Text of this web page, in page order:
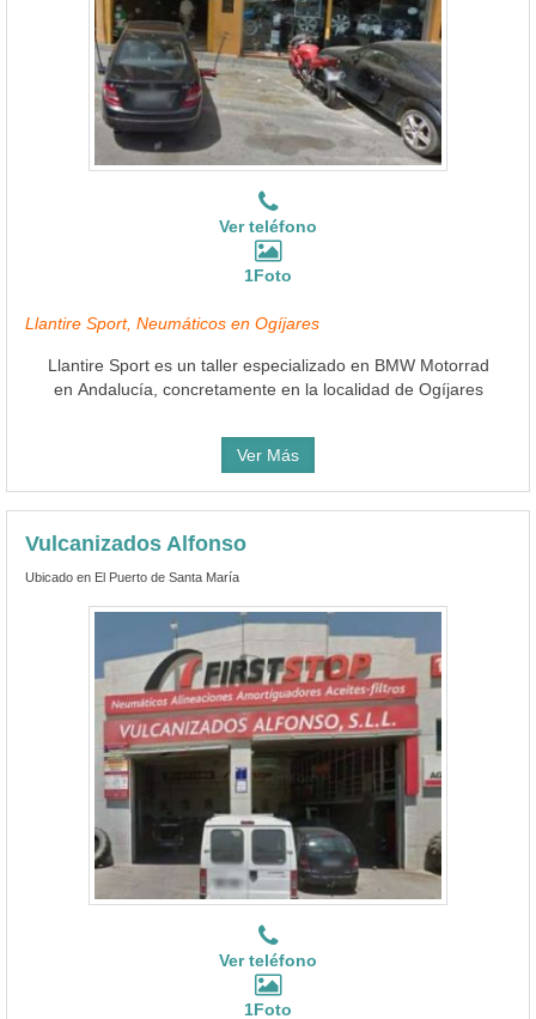
Ver teléfono
1Foto
Llantire Sport, Neumáticos en Ogíjares
Llantire Sport es un taller especializado en BMW Motorrad
en Andalucía, concretamente en la localidad de Ogíjares
Ver Más
Vulcanizados Alfonso
Ubicado en El Puerto de Santa María
Ver teléfono
1Foto